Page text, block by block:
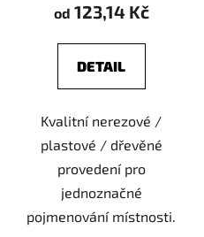
od 123,14 Kč
DETAIL
Kvalitní nerezové /
plastové / dřevěné
provedení pro
jednoznačné
pojmenování místnosti.